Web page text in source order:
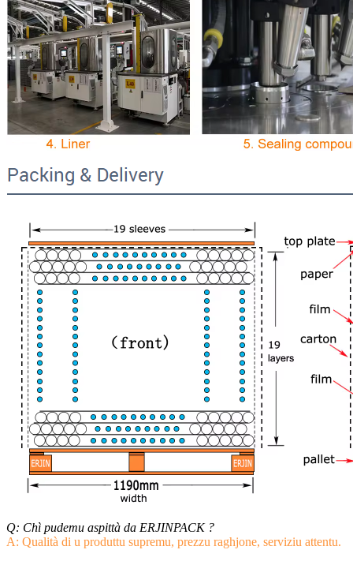
Q: Chì pudemu aspittà da ERJINPACK ?
A: Qualità di u produttu supremu, prezzu raghjone, serviziu attentu.